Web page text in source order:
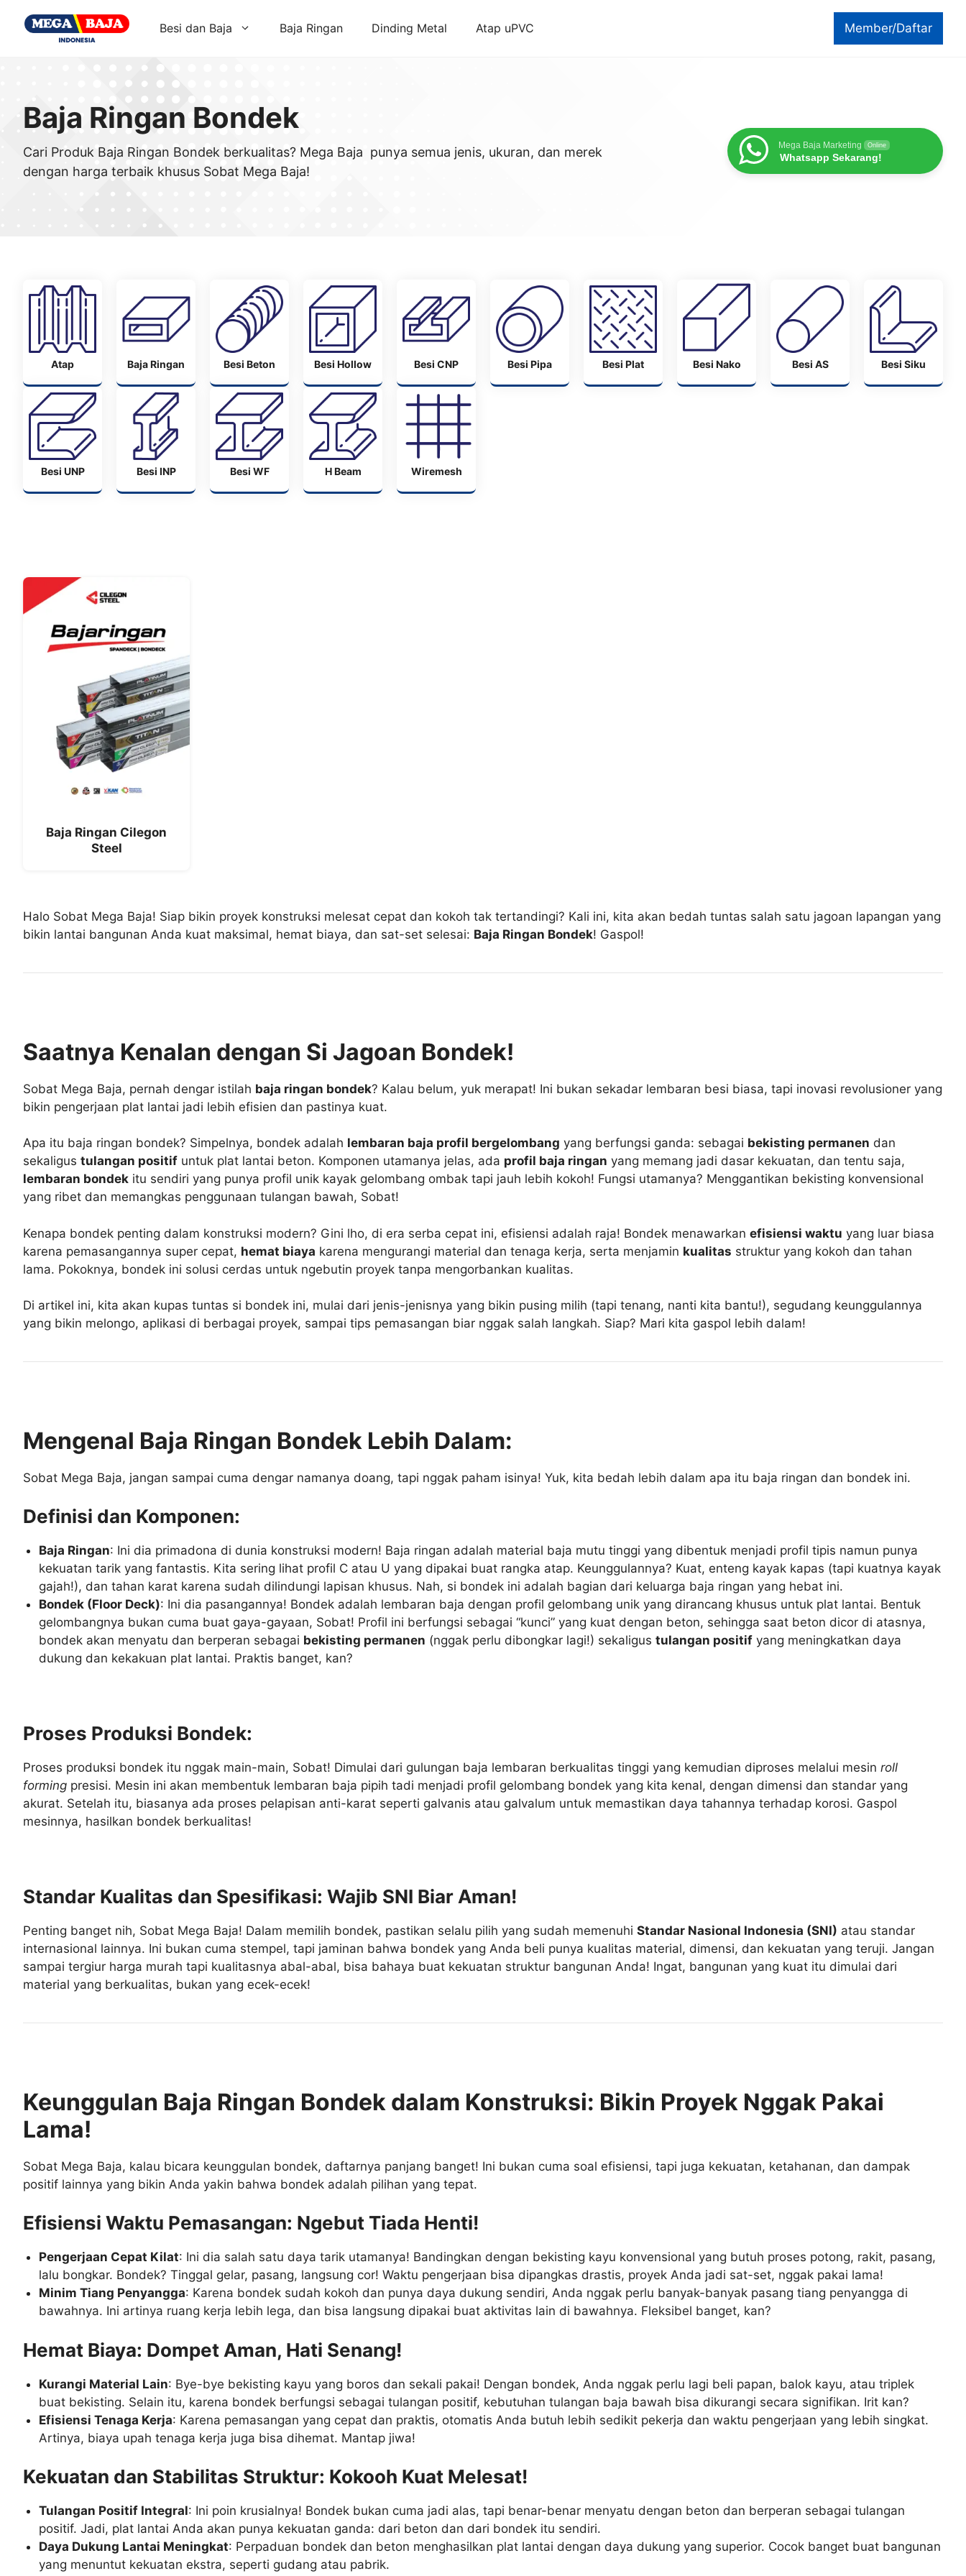
Member/Daftar
Besi dan Baja Baja Ringan Dinding Metal Atap uPVC
Baja Ringan Bondek
Cari Produk Baja Ringan Bondek berkualitas? Mega Baja punya semua jenis, ukuran, dan merek
dengan harga terbaik khusus Sobat Mega Baja!
Mega Baja Marketing Online
Whatsapp Sekarang!
Atap Baja Ringan Besi Beton Besi Hollow Besi CNP Besi Pipa Besi Plat Besi Nako Besi AS Besi Siku
Besi UNP Besi INP Besi WF H Beam Wiremesh
Baja Ringan Cilegon
Steel
Halo Sobat Mega Baja! Siap bikin proyek konstruksi melesat cepat dan kokoh tak tertandingi? Kali ini, kita akan bedah tuntas salah satu jagoan lapangan yang
bikin lantai bangunan Anda kuat maksimal, hemat biaya, dan sat-set selesai: Baja Ringan Bondek! Gaspol!
Saatnya Kenalan dengan Si Jagoan Bondek!
Sobat Mega Baja, pernah dengar istilah baja ringan bondek? Kalau belum, yuk merapat! Ini bukan sekadar lembaran besi biasa, tapi inovasi revolusioner yang
bikin pengerjaan plat lantai jadi lebih efisien dan pastinya kuat.
Apa itu baja ringan bondek? Simpelnya, bondek adalah lembaran baja profil bergelombang yang berfungsi ganda: sebagai bekisting permanen dan
sekaligus tulangan positif untuk plat lantai beton. Komponen utamanya jelas, ada profil baja ringan yang memang jadi dasar kekuatan, dan tentu saja,
lembaran bondek itu sendiri yang punya profil unik kayak gelombang ombak tapi jauh lebih kokoh! Fungsi utamanya? Menggantikan bekisting konvensional
yang ribet dan memangkas penggunaan tulangan bawah, Sobat!
Kenapa bondek penting dalam konstruksi modern? Gini lho, di era serba cepat ini, efisiensi adalah raja! Bondek menawarkan efisiensi waktu yang luar biasa
karena pemasangannya super cepat, hemat biaya karena mengurangi material dan tenaga kerja, serta menjamin kualitas struktur yang kokoh dan tahan
lama. Pokoknya, bondek ini solusi cerdas untuk ngebutin proyek tanpa mengorbankan kualitas.
Di artikel ini, kita akan kupas tuntas si bondek ini, mulai dari jenis-jenisnya yang bikin pusing milih (tapi tenang, nanti kita bantu!), segudang keunggulannya
yang bikin melongo, aplikasi di berbagai proyek, sampai tips pemasangan biar nggak salah langkah. Siap? Mari kita gaspol lebih dalam!
Mengenal Baja Ringan Bondek Lebih Dalam:
Sobat Mega Baja, jangan sampai cuma dengar namanya doang, tapi nggak paham isinya! Yuk, kita bedah lebih dalam apa itu baja ringan dan bondek ini.
Definisi dan Komponen:
Baja Ringan: Ini dia primadona di dunia konstruksi modern! Baja ringan adalah material baja mutu tinggi yang dibentuk menjadi profil tipis namun punya
kekuatan tarik yang fantastis. Kita sering lihat profil C atau U yang dipakai buat rangka atap. Keunggulannya? Kuat, enteng kayak kapas (tapi kuatnya kayak
gajah!), dan tahan karat karena sudah dilindungi lapisan khusus. Nah, si bondek ini adalah bagian dari keluarga baja ringan yang hebat ini.
Bondek (Floor Deck): Ini dia pasangannya! Bondek adalah lembaran baja dengan profil gelombang unik yang dirancang khusus untuk plat lantai. Bentuk
gelombangnya bukan cuma buat gaya-gayaan, Sobat! Profil ini berfungsi sebagai “kunci” yang kuat dengan beton, sehingga saat beton dicor di atasnya,
bondek akan menyatu dan berperan sebagai bekisting permanen (nggak perlu dibongkar lagi!) sekaligustulangan positif yang meningkatkan daya
dukung dan kekakuan plat lantai. Praktis banget, kan?
Proses Produksi Bondek:
Proses produksi bondek itu nggak main-main, Sobat! Dimulai dari gulungan baja lembaran berkualitas tinggi yang kemudian diproses melalui mesin roll
forming presisi. Mesin ini akan membentuk lembaran baja pipih tadi menjadi profil gelombang bondek yang kita kenal, dengan dimensi dan standar yang
akurat. Setelah itu, biasanya ada proses pelapisan anti-karat seperti galvanis atau galvalum untuk memastikan daya tahannya terhadap korosi. Gaspol
mesinnya, hasilkan bondek berkualitas!
Standar Kualitas dan Spesifikasi: Wajib SNI Biar Aman!
Penting banget nih, Sobat Mega Baja! Dalam memilih bondek, pastikan selalu pilih yang sudah memenuhi Standar Nasional Indonesia (SNI) atau standar
internasional lainnya. Ini bukan cuma stempel, tapi jaminan bahwa bondek yang Anda beli punya kualitas material, dimensi, dan kekuatan yang teruji. Jangan
sampai tergiur harga murah tapi kualitasnya abal-abal, bisa bahaya buat kekuatan struktur bangunan Anda! Ingat, bangunan yang kuat itu dimulai dari
material yang berkualitas, bukan yang ecek-ecek!
Keunggulan Baja Ringan Bondek dalam Konstruksi: Bikin Proyek Nggak Pakai
Lama!
Sobat Mega Baja, kalau bicara keunggulan bondek, daftarnya panjang banget! Ini bukan cuma soal efisiensi, tapi juga kekuatan, ketahanan, dan dampak
positif lainnya yang bikin Anda yakin bahwa bondek adalah pilihan yang tepat.
Efisiensi Waktu Pemasangan: Ngebut Tiada Henti!
Pengerjaan Cepat Kilat: Ini dia salah satu daya tarik utamanya! Bandingkan dengan bekisting kayu konvensional yang butuh proses potong, rakit, pasang,
lalu bongkar. Bondek? Tinggal gelar, pasang, langsung cor! Waktu pengerjaan bisa dipangkas drastis, proyek Anda jadi sat-set, nggak pakai lama!
Minim Tiang Penyangga: Karena bondek sudah kokoh dan punya daya dukung sendiri, Anda nggak perlu banyak-banyak pasang tiang penyangga di
bawahnya. Ini artinya ruang kerja lebih lega, dan bisa langsung dipakai buat aktivitas lain di bawahnya. Fleksibel banget, kan?
Hemat Biaya: Dompet Aman, Hati Senang!
Kurangi Material Lain: Bye-bye bekisting kayu yang boros dan sekali pakai! Dengan bondek, Anda nggak perlu lagi beli papan, balok kayu, atau triplek
buat bekisting. Selain itu, karena bondek berfungsi sebagai tulangan positif, kebutuhan tulangan baja bawah bisa dikurangi secara signifikan. Irit kan?
Efisiensi Tenaga Kerja: Karena pemasangan yang cepat dan praktis, otomatis Anda butuh lebih sedikit pekerja dan waktu pengerjaan yang lebih singkat.
Artinya, biaya upah tenaga kerja juga bisa dihemat. Mantap jiwa!
Kekuatan dan Stabilitas Struktur: Kokooh Kuat Melesat!
Tulangan Positif Integral: Ini poin krusialnya! Bondek bukan cuma jadi alas, tapi benar-benar menyatu dengan beton dan berperan sebagai tulangan
positif. Jadi, plat lantai Anda akan punya kekuatan ganda: dari beton dan dari bondek itu sendiri.
Daya Dukung Lantai Meningkat: Perpaduan bondek dan beton menghasilkan plat lantai dengan daya dukung yang superior. Cocok banget buat bangunan
yang menuntut kekuatan ekstra, seperti gudang atau pabrik.